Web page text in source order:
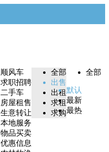
顺风车
求职招聘
二手车
房屋租售
生意转让
本地服务
物品买卖
优惠信息
全部
出售
出租
求租
求购
全部
默认
最新
最热